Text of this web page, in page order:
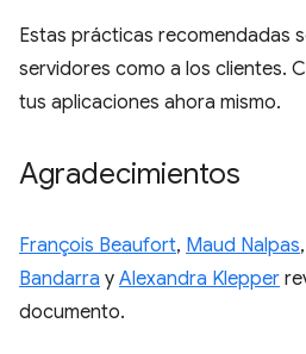
Estas prácticas recomendadas
servidores como a los clientes.
tus aplicaciones ahora mismo.
Agradecimientos
François Beaufort, Maud Nalpas,
Bandarra y Alexandra Klepper
documento.